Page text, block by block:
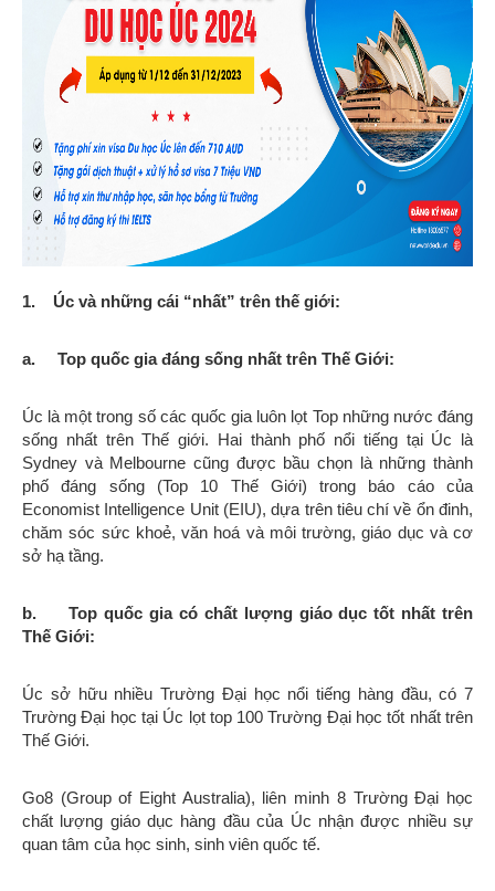
1. Úc và những cái “nhất” trên thế giới:
a. Top quốc gia đáng sống nhất trên Thế Giới:
Úc là một trong số các quốc gia luôn lọt Top những nước đáng
sống nhất trên Thế giới. Hai thành phố nổi tiếng tại Úc là
Sydney và Melbourne cũng được bầu chọn là những thành
phố đáng sống (Top 10 Thế Giới) trong báo cáo của
Economist Intelligence Unit (EIU), dựa trên tiêu chí về ổn đinh,
chăm sóc sức khoẻ, văn hoá và môi trường, giáo dục và cơ
sở hạ tầng.
b. Top quốc gia có chất lượng giáo dục tốt nhất trên
Thế Giới:
Úc sở hữu nhiều Trường Đại học nổi tiếng hàng đầu, có 7
Trường Đại học tại Úc lọt top 100 Trường Đại học tốt nhất trên
Thế Giới.
Go8 (Group of Eight Australia), liên minh 8 Trường Đại học
chất lượng giáo dục hàng đầu của Úc nhận được nhiều sự
quan tâm của học sinh, sinh viên quốc tế.